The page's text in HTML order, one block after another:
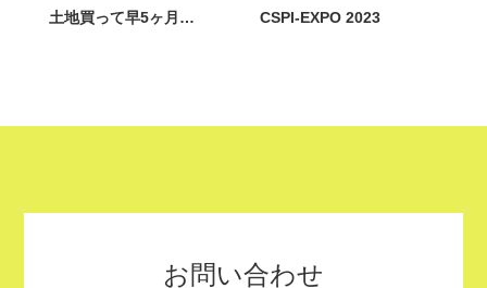
土地買って早5ヶ月… CSPI-EXPO 2023
お問い合わせ